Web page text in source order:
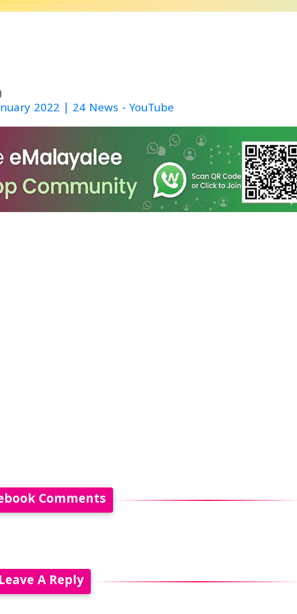
2022 | 24 News - YouTube
Comments
A Reply